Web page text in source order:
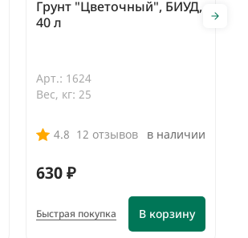
Грунт "Цветочный", БИУД,
40 л
Арт.: 1624
Вес, кг: 25
4.8 12 отзывов в наличии
630 ₽
В корзину
Быстрая покупка